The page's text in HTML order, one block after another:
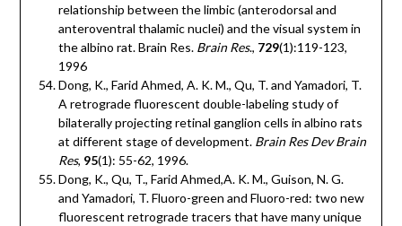
relationship between the limbic (anterodorsal and
anteroventral thalamic nuclei) and the visual system in
the albino rat. Brain Res. Brain Res., 729(1):119-123,
1996
Dong, K., Farid Ahmed, A. K. M., Qu, T. and Yamadori, T.
A retrograde fluorescent double-labeling study of
bilaterally projecting retinal ganglion cells in albino rats
at different stage of development. Brain Res Dev Brain
Res, 95(1): 55-62, 1996.
Dong, K., Qu, T., Farid Ahmed,A. K. M., Guison, N. G.
and Yamadori, T. Fluoro-green and Fluoro-red: two new
fluorescent retrograde tracers that have many unique